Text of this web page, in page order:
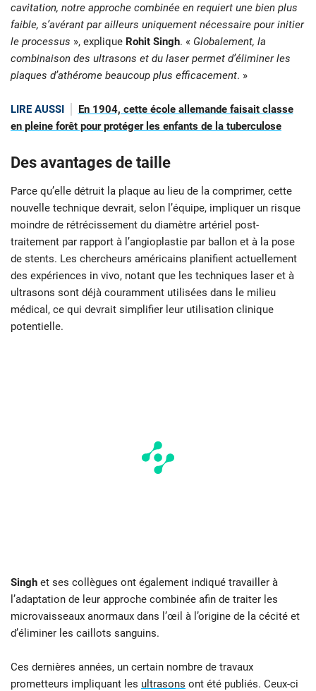
cavitation, notre approche combinée en requiert une bien plus
faible, s’avérant par ailleurs uniquement nécessaire pour initier
le processus », explique Rohit Singh. « Globalement, la
combinaison des ultrasons et du laser permet d’éliminer les
plaques d’athérome beaucoup plus efficacement. »
LIRE AUSSI
En 1904, cette école allemande faisait classe
en pleine forêt pour protéger les enfants de la tuberculose
Des avantages de taille
Parce qu’elle détruit la plaque au lieu de la comprimer, cette
nouvelle technique devrait, selon l’équipe, impliquer un risque
moindre de rétrécissement du diamètre artériel post-
traitement par rapport à l’angioplastie par ballon et à la pose
de stents. Les chercheurs américains planifient actuellement
des expériences in vivo, notant que les techniques laser et à
ultrasons sont déjà couramment utilisées dans le milieu
médical, ce qui devrait simplifier leur utilisation clinique
potentielle.
Singh et ses collègues ont également indiqué travailler à
l’adaptation de leur approche combinée afin de traiter les
microvaisseaux anormaux dans l’œil à l’origine de la cécité et
d’éliminer les caillots sanguins.
Ces dernières années, un certain nombre de travaux
prometteurs impliquant les ultrasons ont été publiés. Ceux-ci